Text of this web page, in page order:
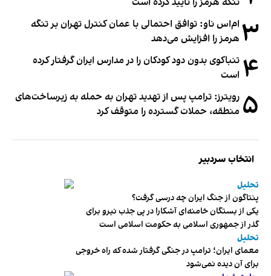
۳ ام‌اس ناو: توافق احتمالی با عمان کنترل تهران بر تنگه
هرمز را افزایش می‌دهد
۴ تنباکوی بدون دود کودکان را در مدارس ایران گرفتار کرده
است
۵ رویترز: ترامپ پس از تهدید تهران به حمله به زیرساخت‌های
منطقه، حملات گسترده را متوقف کرد
انتخاب سردبیر
تحلیل
پنتاگون از جنگ ایران چه درسی گرفت؟
یکی از بستگان خامنه‌ای آشکارا در پی جذب نیرو برای
گذر از جمهوری اسلامی به حکومت اسلامی است
تحلیل
معمای ایران؛ ترامپ در جنگی گرفتار شده که راه خروجی
برای آن دیده نمی‌شود